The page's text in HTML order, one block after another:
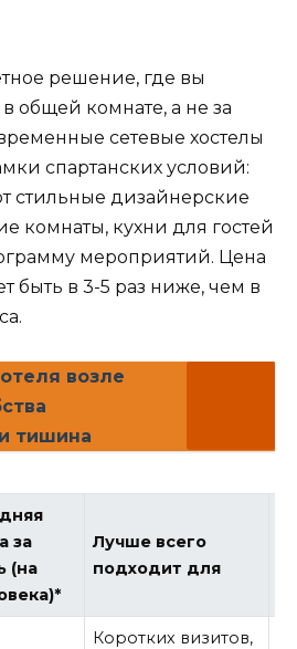
решение, где вы
в общей комнате, а не за
сетевые хостелы
спартанских условий:
стильные дизайнерские
комнаты, кухни для гостей
мероприятий. Цена
быть в 3-5 раз ниже, чем в
возле
тишина
за
(на
Лучше всего
подходит для
Коротких визитов,